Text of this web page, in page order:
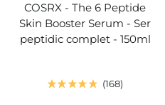
COSRX - The 6 Peptide
Skin Booster Serum - Ser
peptidic complet - 150ml
168